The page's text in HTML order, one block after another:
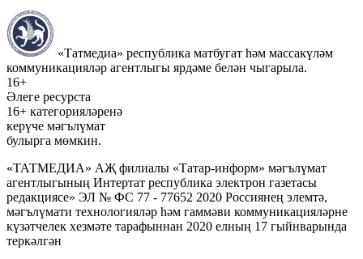
«Татмедиа» республика матбугат һәм массакүләм
коммуникацияләр агентлыгы ярдәме белән чыгарыла.
16+
Әлеге ресурста
16+ категорияләренә
керүче мәгълүмат
булырга мөмкин.
«ТАТМЕДИА» АҖ филиалы «Татар-информ» мәгълүмат
агентлыгының Интертат республика электрон газетасы
редакциясе» ЭЛ № ФС 77 - 77652 2020 Россиянең элемтә,
мәгълүмати технологияләр һәм гаммәви коммуникацияләрне
күзәтчелек хезмәте тарафыннан 2020 елның 17 гыйнварында
теркәлгән